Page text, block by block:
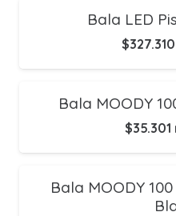
Bala LED
$327.310
Bala MOODY
$35.301
Bala MOODY